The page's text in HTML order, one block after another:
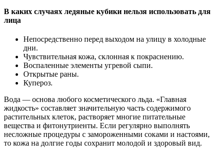
В каких случаях ледяные кубики нельзя использовать для
лица
Непосредственно перед выходом на улицу в холодные
дни.
Чувствительная кожа, склонная к покраснению.
Воспаленные элементы угревой сыпи.
Открытые раны.
Купероз.
Вода — основа любого косметического льда. «Главная
жидкость» составляет значительную часть содержимого
растительных клеток, растворяет многие питательные
вещества и фитонутриенты. Если регулярно выполнять
несложные процедуры с замороженными соками и настоями,
то кожа на долгие годы сохранит молодой и здоровый вид.